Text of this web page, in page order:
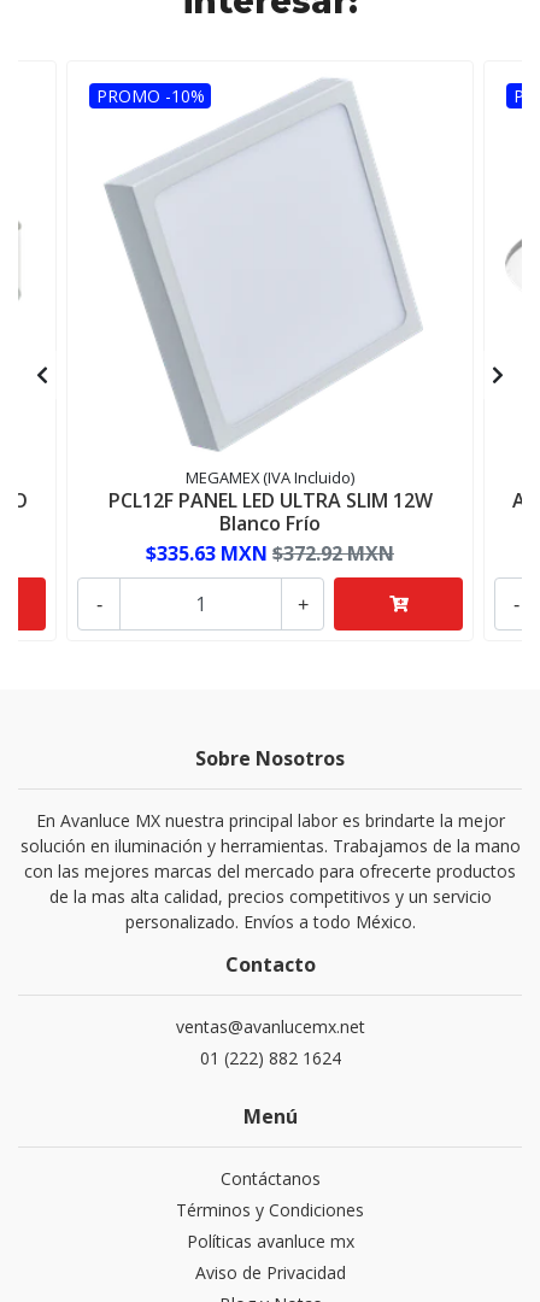
PROMO -10%
MEGAMEX (IVA Incluido)
PCL12F PANEL LED ULTRA SLIM 12W
Blanco Frío
$335.63 MXN $372.92 MXN
+
- -
Sobre Nosotros
En Avanluce MX nuestra principal labor es brindarte la mejor
solución en iluminación y herramientas. Trabajamos de la mano
con las mejores marcas del mercado para ofrecerte productos
de la mas alta calidad, precios competitivos y un servicio
personalizado. Envíos a todo México.
Contacto
ventas@avanlucemx.net
01 (222) 882 1624
Menú
Contáctanos
Términos y Condiciones
Políticas avanluce mx
Aviso de Privacidad